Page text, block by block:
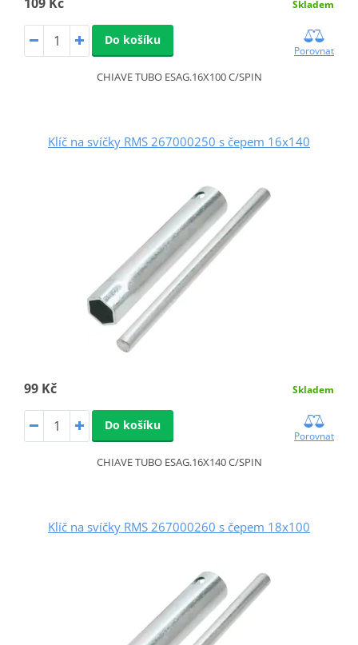
Skladem
Do košíku
Porovnat
CHIAVE TUBO ESAG.16X100 C/SPIN
Klíč na svíčky RMS 267000250 s čepem 16x140
99 Kč Skladem
Do košíku
Porovnat
CHIAVE TUBO ESAG.16X140 C/SPIN
Klíč na svíčky RMS 267000260 s čepem 18x100